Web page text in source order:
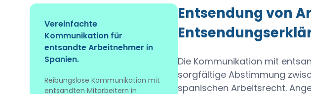
Vereinfachte
Kommunikation für
entsandte Arbeitnehmer in
Spanien.
Reibungslose Kommunikation mit
entsandten Mitarbeitern in
Entsendung von
Die Kommunikation mit
sorgfältige Abstimmung
spanischen Arbeitsrecht.